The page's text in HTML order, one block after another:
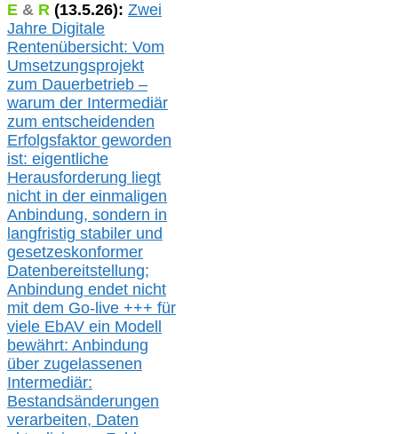
E & R (13.5.26): Zwei
Jahre Digitale
Rentenübersicht: Vom
Umsetzungsprojekt
zum Dauerbetrieb –
warum der Intermediär
zum entscheidenden
Erfolgsfaktor geworden
ist: eigentliche
Herausforderung liegt
nicht in der einmaligen
Anbindung, sondern in
langfristig stabiler und
gesetzeskonformer
Datenbereitstellung;
Anbindung endet nicht
mit dem Go-live +++ für
viele EbAV ein Modell
bewährt: Anbindung
über zugelassenen
Intermediär:
Bestandsänderungen
verarbeiten, Daten